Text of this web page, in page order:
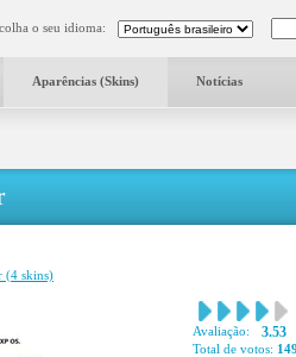
o seu idioma:
Aparências (Skins) Notícias
(4 skins)
Avaliação: 3.53
Total de votos: 149